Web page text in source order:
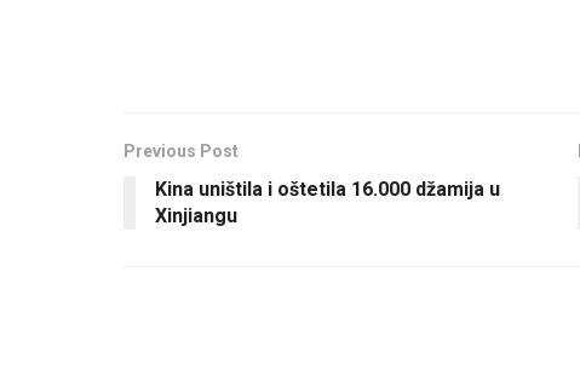
Previous Post
Kina uništila i oštetila 16.000 džamija u
Xinjiangu